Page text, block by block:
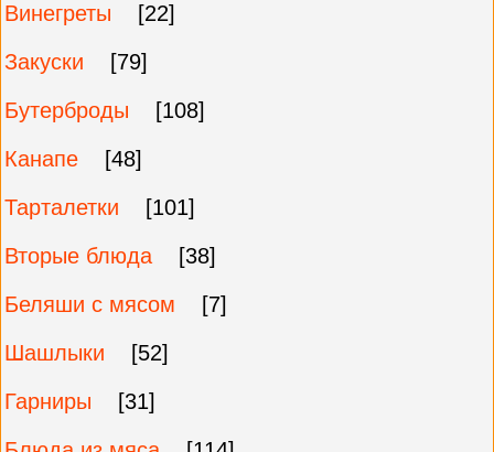
Винегреты
[22]
Закуски
[79]
Бутерброды
[108]
Канапе
[48]
Тарталетки
[101]
Вторые блюда
[38]
Беляши с мясом
[7]
Шашлыки
[52]
Гарниры
[31]